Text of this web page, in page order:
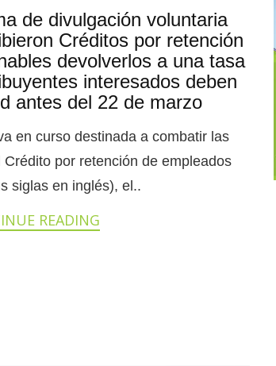
de divulgación voluntaria
Créditos por retención
devolverlos a una tasa
interesados deben
antes del 22 de marzo
en curso destinada a combatir las
por retención de empleados
siglas en inglés), el..
READING